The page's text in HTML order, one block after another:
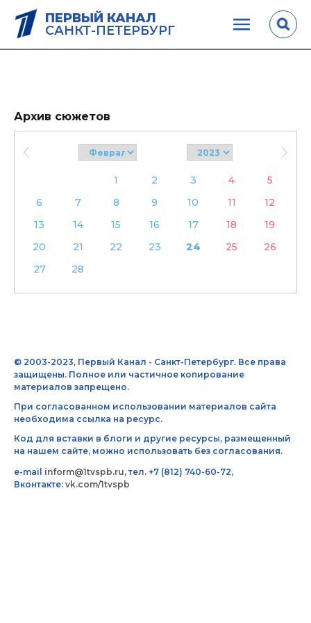
ПЕРВЫЙ КАНАЛ
САНКТ-ПЕТЕРБУРГ
Архив сюжетов
1 2 3 4
5
6
7 8 9 10 11
12
13
14 15 16 17 18
19
20
21 22 23 24 25
26
27
28
© 2003-2023, Первый Канал - Санкт-Петербург. Все права
защищены. Полное или частичное копирование
материалов запрещено.
При согласованном использовании материалов сайта
необходима ссылка на ресурс.
Код для вставки в блоги и другие ресурсы, размещенный
на нашем сайте, можно использовать без согласования.
e-mail inform@1tvspb.ru, тел. +7 (812) 740-60-72,
Вконтакте: vk.com/1tvspb